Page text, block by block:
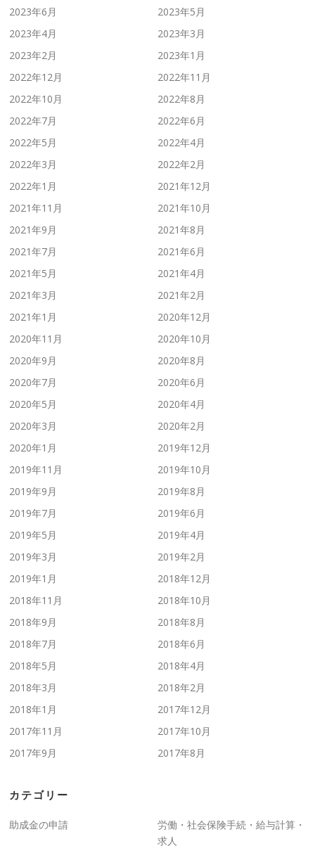
2023年6月
2023年5月
2023年4月
2023年3月
2023年2月
2023年1月
2022年12月
2022年11月
2022年10月
2022年8月
2022年7月
2022年6月
2022年5月
2022年4月
2022年3月
2022年2月
2022年1月
2021年12月
2021年11月
2021年10月
2021年9月
2021年8月
2021年7月
2021年6月
2021年5月
2021年4月
2021年3月
2021年2月
2021年1月
2020年12月
2020年11月
2020年10月
2020年9月
2020年8月
2020年7月
2020年6月
2020年5月
2020年4月
2020年3月
2020年2月
2020年1月
2019年12月
2019年11月
2019年10月
2019年9月
2019年8月
2019年7月
2019年6月
2019年5月
2019年4月
2019年3月
2019年2月
2019年1月
2018年12月
2018年11月
2018年10月
2018年9月
2018年8月
2018年7月
2018年6月
2018年5月
2018年4月
2018年3月
2018年2月
2018年1月
2017年12月
2017年11月
2017年10月
2017年9月
2017年8月
カテゴリー
助成金の申請
労働・社会保険手続・給与計算・
求人